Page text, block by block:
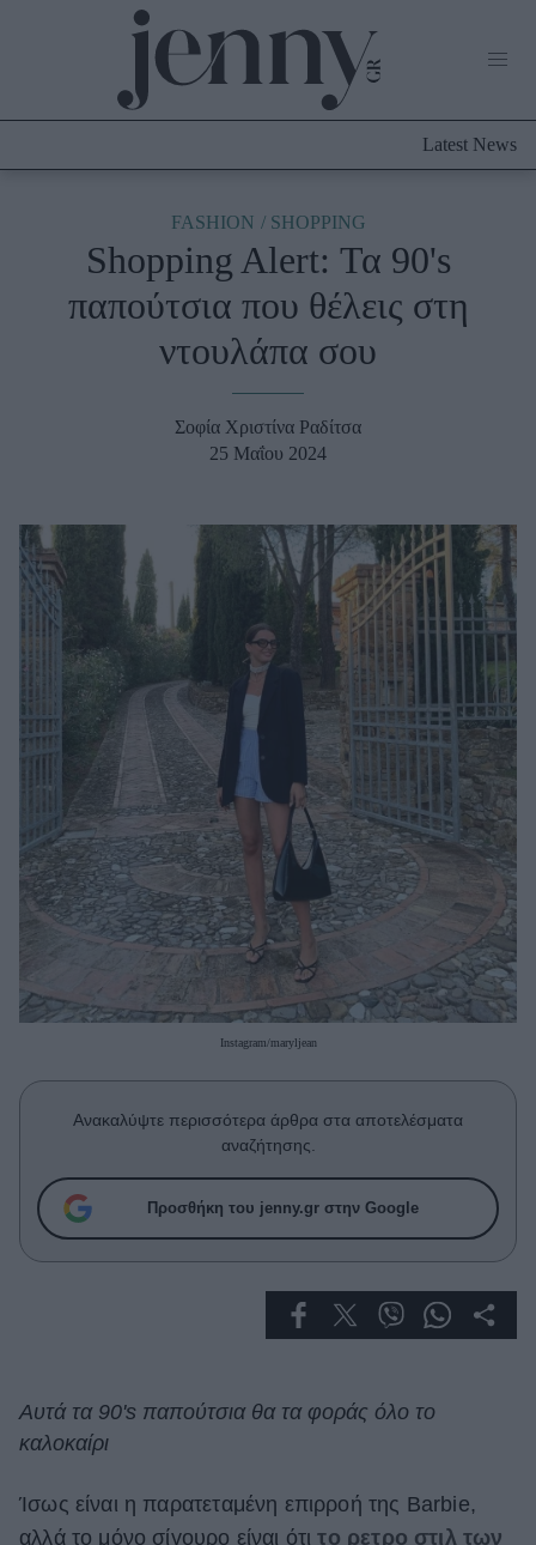
Culture
Fashion
Shopping
Beauty - Ομορφιά
Μαλλιά - Νύχια
Μακιγιάζ
Beauty News
Well being
Ψυχολογία
Υγεία + Διατροφή
Σχέσεις & Σεξ
Fitness
Woman Power
Parenting
Working Girl
Πρόσωπα
Celebrities
Συνεντεύξεις
True Stories
Ask the Guru
Success Stories
Deco
Green
Latest News
FASHION SHOPPING
Shopping Alert: Τα 90's
παπούτσια που θέλεις στη
ντουλάπα σου
Σοφία Χριστίνα Ραδίτσα
25 Μαΐου 2024
Instagram/maryljean
Ανακαλύψτε περισσότερα άρθρα στα αποτελέσματα
αναζήτησης.
Προσθήκη του jenny.gr στην Google
Αυτά τα 90's παπούτσια θα τα φοράς όλο το
καλοκαίρι
Ίσως είναι η παρατεταμένη επιρροή της Barbie,
αλλά το μόνο σίγουρο είναι ότιτο ρετρο στιλ των